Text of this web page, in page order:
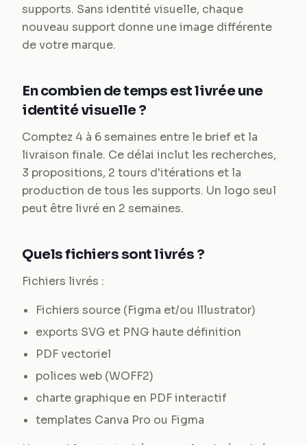
supports. Sans identité visuelle, chaque
nouveau support donne une image différente
de votre marque.
En combien de temps est livrée une
identité visuelle ?
Comptez 4 à 6 semaines entre le brief et la
livraison finale. Ce délai inclut les recherches,
3 propositions, 2 tours d'itérations et la
production de tous les supports. Un logo seul
peut être livré en 2 semaines.
Quels fichiers sont livrés ?
Fichiers livrés :
Fichiers source (Figma et/ou Illustrator)
exports SVG et PNG haute définition
PDF vectoriel
polices web (WOFF2)
charte graphique en PDF interactif
templates Canva Pro ou Figma